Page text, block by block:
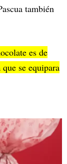
también
es de
se equipara